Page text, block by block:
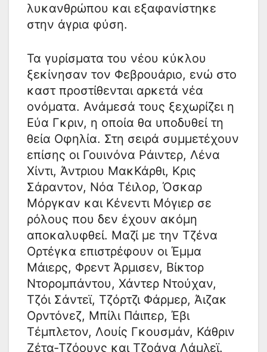
λυκανθρώπου και εξαφανίστηκε
στην άγρια φύση.
Τα γυρίσματα του νέου κύκλου
ξεκίνησαν τον Φεβρουάριο, ενώ στο
καστ προστίθενται αρκετά νέα
ονόματα. Ανάμεσά τους ξεχωρίζει η
Εύα Γκριν, η οποία θα υποδυθεί τη
θεία Οφηλία. Στη σειρά συμμετέχουν
επίσης οι Γουινόνα Ράιντερ, Λένα
Χίντι, Άντριου ΜακΚάρθι, Κρις
Σάραντον, Νόα Τέιλορ, Όσκαρ
Μόργκαν και Κένεντι Μόγιερ σε
ρόλους που δεν έχουν ακόμη
αποκαλυφθεί. Μαζί με την Τζένα
Ορτέγκα επιστρέφουν οι Έμμα
Μάιερς, Φρεντ Άρμισεν, Βίκτορ
Ντορομπάντου, Χάντερ Ντούχαν,
Τζόι Σάντεϊ, Τζόρτζι Φάρμερ, Άιζακ
Ορντόνεζ, Μπίλι Πάιπερ, Έβι
Τέμπλετον, Λουίς Γκουσμάν, Κάθριν
Ζέτα-Τζόουνς και Τζοάνα Λάμλεϊ.